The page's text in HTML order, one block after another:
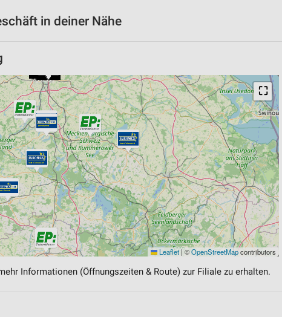
in deiner Nähe
⛶
Leaflet |©OpenStreetMapcontributors
Informationen (Öffnungszeiten & Route) zur Filiale zu erhalten.